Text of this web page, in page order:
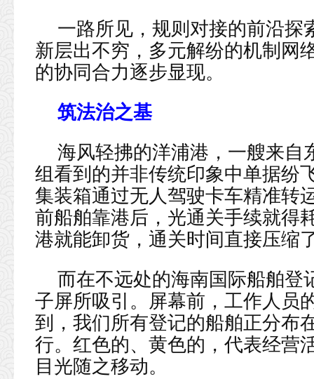
一路所见，规则对接的前沿探
新层出不穷，多元解纷的机制网
的协同合力逐步显现。
筑法治之基
海风轻拂的洋浦港，一艘来自
组看到的并非传统印象中单据纷
集装箱通过无人驾驶卡车精准转
前船舶靠港后，光通关手续就得
港就能卸货，通关时间直接压缩
而在不远处的海南国际船舶登
子屏所吸引。屏幕前，工作人员
到，我们所有登记的船舶正分布
行。红色的、黄色的，代表经营
目光随之移动。